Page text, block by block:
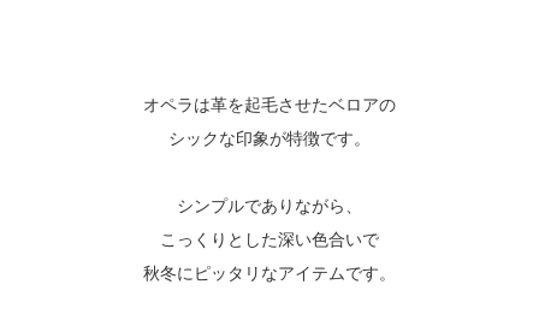
オペラは革を起毛させたベロアの
シックな印象が特徴です。
シンプルでありながら、
こっくりとした深い色合いで
秋冬にピッタリなアイテムです。